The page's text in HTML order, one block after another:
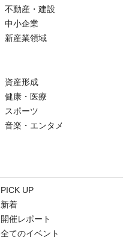
不動産・建設
中小企業
新産業領域
資産形成
健康・医療
スポーツ
音楽・エンタメ
PICK UP
新着
開催レポート
全てのイベント